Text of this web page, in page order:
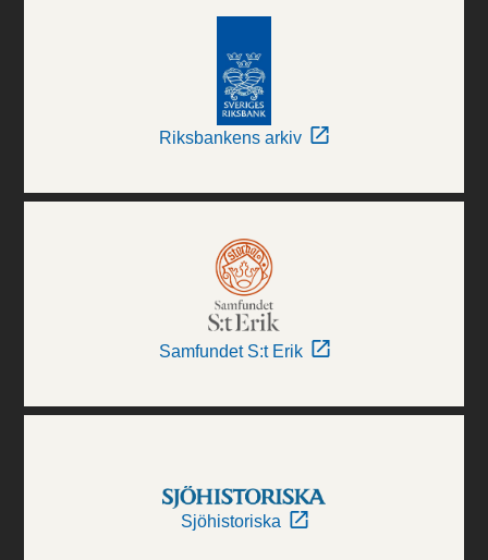
Riksbankens arkiv
Samfundet S:t Erik
Sjöhistoriska